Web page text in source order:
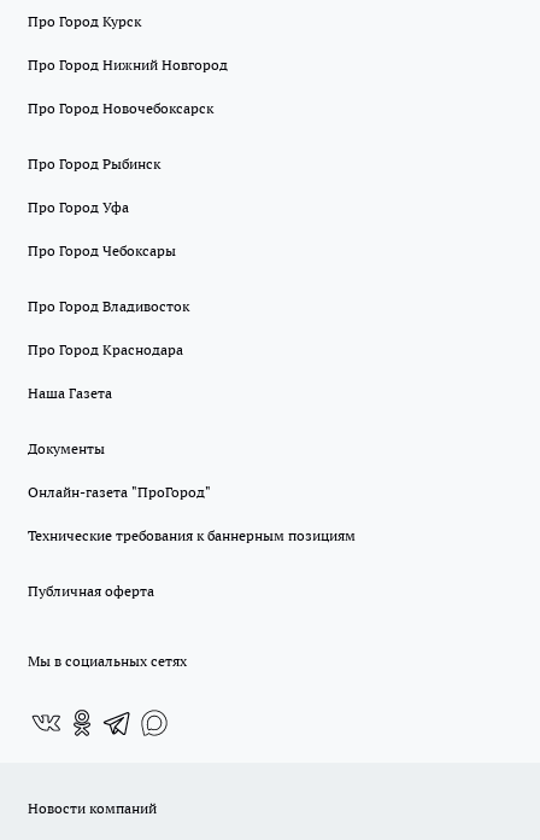
Про Город Курск
Про Город Нижний Новгород
Про Город Новочебоксарск
Про Город Рыбинск
Про Город Уфа
Про Город Чебоксары
Про Город Владивосток
Про Город Краснодара
Наша Газета
Документы
Онлайн-газета "ПроГород"
Технические требования к баннерным позициям
Публичная оферта
Мы в социальных сетях
Новости компаний